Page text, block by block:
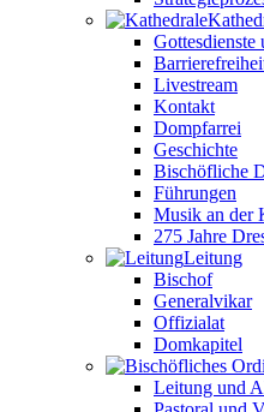
Gottesdienste
Livestream
Kontakt
Dompfarrei
Geschichte
Bischöfliche
Führungen
Musik an der
275 Jahre
Leitung
Bischof
Generalvikar
Offizialat
Domkapitel
Leitung und